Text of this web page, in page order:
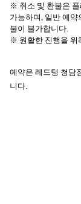
※ 취소 및 환불은
가능하며, 일반 예약
불이 불가합니다.
※ 원활한 진행을 위
예약은 레드텅 청담
니다.